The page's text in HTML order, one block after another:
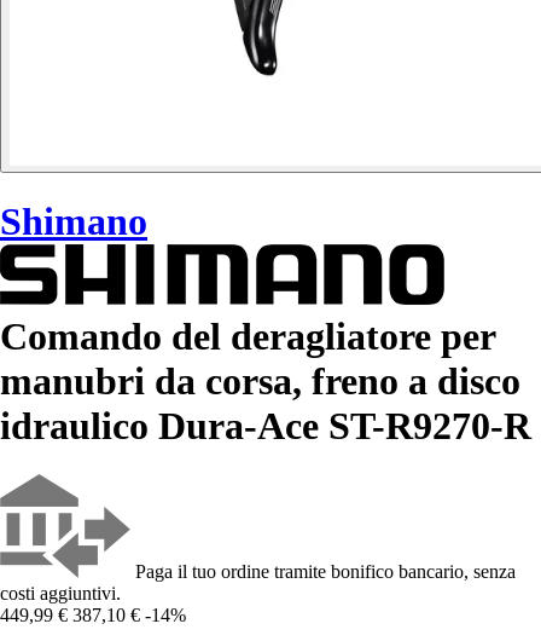
Shimano
Comando del deragliatore per
manubri da corsa, freno a disco
idraulico Dura-Ace ST-R9270-R
Paga il tuo ordine tramite bonifico bancario, senza
costi aggiuntivi.
449,99 € 387,10 € -14%